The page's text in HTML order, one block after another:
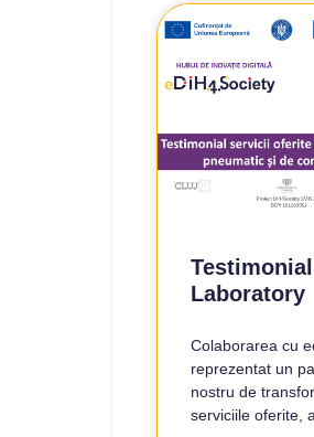
Laboratory
Colaborarea cu
reprezentat un
nostru de
serviciile oferite,